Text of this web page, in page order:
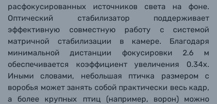
расфокусированных источников света на фоне.
Оптический стабилизатор поддерживает
эффективную совместную работу с системой
матричной стабилизации в камере. Благодаря
минимальной дистанции фокусировки 2.6 м
обеспечивается коэффициент увеличения 0.34х.
Иными словами, небольшая птичка размером с
воробья может занять собой практически весь кадр,
а более крупных птиц (например, ворон) можно